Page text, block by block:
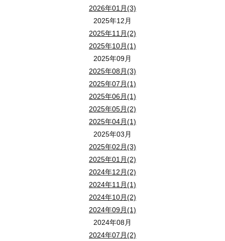
2026年01月(3)
2025年12月
2025年11月(2)
2025年10月(1)
2025年09月
2025年08月(3)
2025年07月(1)
2025年06月(1)
2025年05月(2)
2025年04月(1)
2025年03月
2025年02月(3)
2025年01月(2)
2024年12月(2)
2024年11月(1)
2024年10月(2)
2024年09月(1)
2024年08月
2024年07月(2)